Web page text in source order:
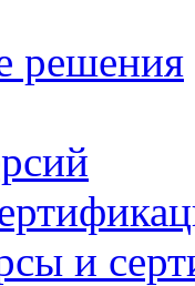
решения
и